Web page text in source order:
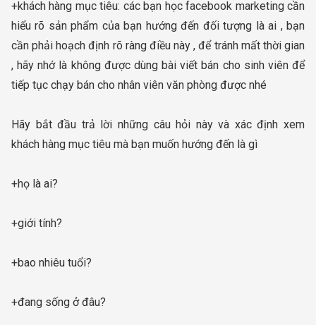
+khách hàng mục tiêu: các bạn học facebook marketing cần
hiểu rõ sản phẩm của bạn hướng đến đối tượng là ai , bạn
cần phải hoạch định rõ ràng điều này , để tránh mất thời gian
, hãy nhớ là không được dùng bài viết bán cho sinh viên để
tiếp tục chạy bán cho nhân viên văn phòng được nhé
Hãy bắt đầu trả lời những câu hỏi này và xác định xem
khách hàng mục tiêu mà bạn muốn hướng đến là gì
+họ là ai?
+giới tính?
+bao nhiêu tuổi?
+đang sống ở đâu?